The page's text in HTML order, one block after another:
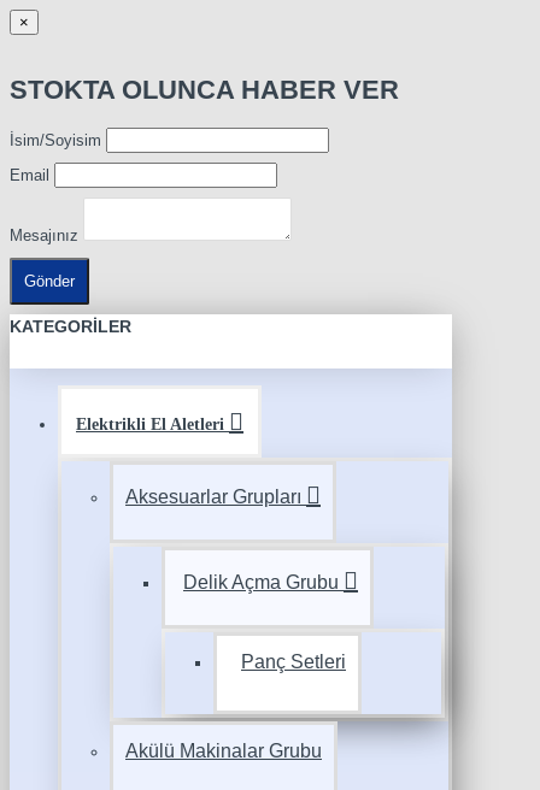
×
STOKTA OLUNCA HABER VER
İsim/Soyisim
Email
Mesajınız
Gönder
KATEGORILER
Elektrikli El Aletleri
Aksesuarlar Grupları
Delik Açma Grubu
Panç Setleri
Akülü Makinalar Grubu